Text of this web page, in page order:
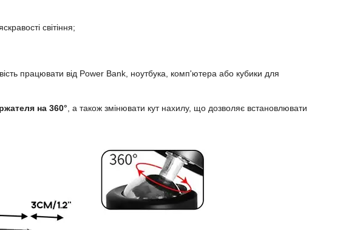
світіння;
працювати від Power Bank, ноутбука, комп'ютера або кубики для
на 360° , а також змінювати кут нахилу, що дозволяє встановлювати